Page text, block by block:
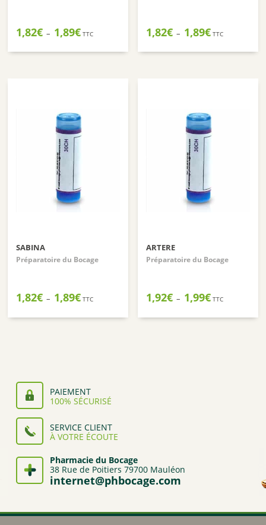
1,82€ – 1,89€Plage
prix :
TTC 1,82€ – 1,89€Plage
prix :
TTC
SABINA
Préparatoire du Bocage
1,82€ – 1,89€Plage
prix :
TTC
ARTERE
Préparatoire du Bocage
1,92€ – 1,99€Plage
prix :
TTC
PAIEMENT
100% SÉCURISÉ
SERVICE CLIENT
À VOTRE ÉCOUTE
Pharmacie du Bocage
38 Rue de Poitiers 79700 Mauléon
internet@phbocage.com